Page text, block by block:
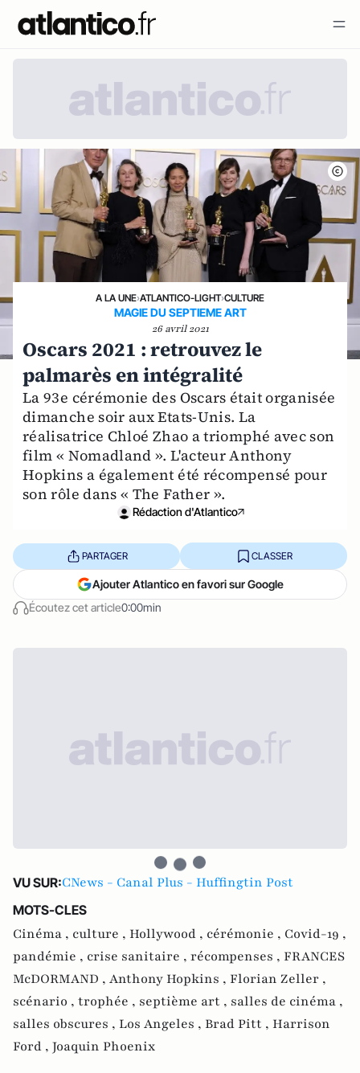
A LA UNE›ATLANTICO-LIGHT›CULTURE
MAGIE DU SEPTIEME ART
26 avril 2021
Oscars 2021 : retrouvez le
palmarès en intégralité
La 93e cérémonie des Oscars était organisée
dimanche soir aux Etats-Unis. La
réalisatrice Chloé Zhao a triomphé avec son
film « Nomadland ». L'acteur Anthony
Hopkins a également été récompensé pour
son rôle dans « The Father ».
Rédaction d'Atlantico
Écoutez cet article0:00min
PARTAGER CLASSER
Ajouter Atlantico en favori sur Google
VU SUR:CNews - Canal Plus - Huffingtin Post
MOTS-CLES
Cinéma , culture , Hollywood , cérémonie , Covid-19 ,
pandémie , crise sanitaire , récompenses , FRANCES
McDORMAND , Anthony Hopkins , Florian Zeller ,
scénario , trophée , septième art , salles de cinéma ,
salles obscures , Los Angeles , Brad Pitt , Harrison
Ford , Joaquin Phoenix